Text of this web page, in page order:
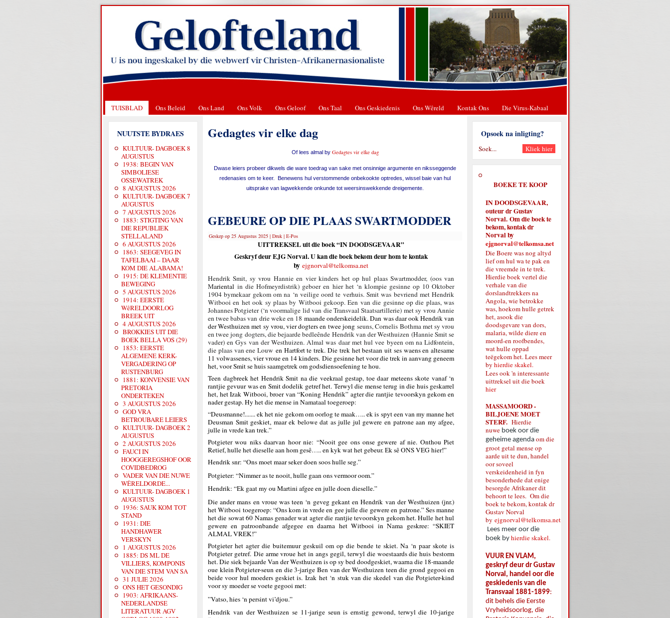
TUISBLAD Ons Beleid Ons Land Ons Volk Ons Geloof Ons Taal Ons Geskiedenis Ons Wêreld Kontak Ons Die Virus-Kabaal
NUUTSTE BYDRAES
KULTUUR- DAGBOEK 8
AUGUSTUS
1938: BEGIN VAN
SIMBOLIESE
OSSEWATREK
8 AUGUSTUS 2026
KULTUUR- DAGBOEK 7
AUGUSTUS
7 AUGUSTUS 2026
1883: STIGTING VAN
DIE REPUBLIEK
STELLALAND
6 AUGUSTUS 2026
1863: SEEGEVEG IN
TAFELBAAI – DAAR
KOM DIE ALABAMA!
1915: DE KLEMENTIE
BEWEGING
5 AUGUSTUS 2026
1914: EERSTE
WêRELDOORLOG
BREEK UIT
4 AUGUSTUS 2026
BROKKIES UIT DIE
BOEK BELLA VOS (29)
1853: EERSTE
ALGEMENE KERK-
VERGADERING OP
RUSTENBURG
1881: KONVENSIE VAN
PRETORIA
ONDERTEKEN
3 AUGUSTUS 2026
GOD VRA
BETROUBARE LEIERS
KULTUUR- DAGBOEK 2
AUGUSTUS
2 AUGUSTUS 2026
FAUCI IN
HOOGGEREGSHOF OOR
COVIDBEDROG
VADER VAN DIE NUWE
WÊRELDORDE...
KULTUUR- DAGBOEK 1
AUGUSTUS
1936: SAUK KOM TOT
STAND
1931: DIE
HANDHAWER
VERSKYN
1 AUGUSTUS 2026
1885: DS ML DE
VILLIERS, KOMPONIS
VAN DIE STEM VAN SA
31 JULIE 2026
ONS HET GESONDIG
1903: AFRIKAANS-
NEDERLANDSE
LITERATUUR AGV
Gedagtes vir elke dag
Of lees almal by Gedagtes vir elke dag
Dwase leiers probeer dikwels die ware toedrag van sake met onsinnige argumente en niksseggende
redenasies om te keer. Benewens hul verstommende onbekookte optredes, wissel baie van hul
uitsprake van lagwekkende onkunde tot weersinswekkende dreigemente.
GEBEURE OP DIE PLAAS SWARTMODDER
Geskep op 25 Augustus 2025 | Druk | E-Pos
UITTREKSEL uit die boek “IN DOODSGEVAAR”
Geskryf deur EJG Norval. U kan die boek bekom deur hom te kontak
by ejgnorval@telkomsa.net
Hendrik Smit, sy vrou Hannie en vier kinders het op hul plaas Swartmodder, (oos van
Mariental in die Hofmeyrdistrik) geboer en hier het ‘n klompie gesinne op 10 Oktober
1904 bymekaar gekom om na ‘n veilige oord te verhuis. Smit was bevriend met Hendrik
Witbooi en het ook sy plaas by Witbooi gekoop. Een van die gesinne op die plaas, was
Johannes Potgieter (‘n voormalige lid van die Transvaal Staatsartillerie) met sy vrou Annie
en twee babas van drie weke en 18maande onderskeidelik. Dan was daar ook Hendrik van
der Westhuizen met sy vrou, vier dogters en twee jongseuns, Cornelis Bothma met sy vrou
en twee jong dogters, die bejaarde bedleênde Hendrik van der Westhuizen (Hannie Smit se
vader) en Gys van der Westhuizen. Almal was daar met hul vee byeen om na Lidfontein,
die plaas van ene Louw en Hartfort te trek. Die trek het bestaan uit ses waens en altesame
11 volwassenes, vier vroue en 14 kinders. Die gesinne het voor die trek in aanvang geneem
het, voor Smit se huis saamgetrek om godsdiensoefening te hou.
Teen dagbreek het Hendrik Smit na die veekraal gestap, toe daar meteens skote vanaf ‘n
rantjie gevuur was en Smit dodelik getref het. Terwyl die mense terug in die huis geskarrel
het, het Izak Witbooi, broer van “Koning Hendrik” agter die rantjie tevoorskyn gekom en
nader gestap. Hy het die mense in Namataal toegeroep:
“Deusmanne!....... ek het nie gekom om oorlog te maak….. ek is spyt een van my manne het
Deusman Smit geskiet, maar ek belowe dat as julle jul gewere en patrone aan my afgee,
julle in vrede kan trek.”
Potgieter wou niks daarvan hoor nie: “Nooit gee ons onse gewere af nie. Onthou Piet
Retief, hulle het dieselle aan hom gesê….. en kyk wat het gebeur. Ek sê ONS VEG hier!”
Hendrik snr: “Ons moet maar seker doen soos hulle seg.”
Potgieter: “Nimmer as te nooit, hulle gaan ons vermoor oom.”
Hendrik: “Ek gaat my ou Martini afgee en julle doen dieselle.”
Die ander mans en vroue was teen ‘n geveg gekant en Hendrik van der Westhuizen (jnr.)
het Witbooi toegeroep: “Ons kom in vrede en gee julle die gewere en patrone.” Ses manne
het die sowat 60 Namas genader wat agter die rantjie tevoorskyn gekom het. Hulle het hul
gewere en patroonbande afgegee en daarna het Witbooi in Nama geskree: “SKIET
ALMAL VREK!”
Potgieter het agter die buitemuur geskuil om op die bende te skiet. Na ‘n paar skote is
Potgieter getref. Die arme vroue het in angs gegil, terwyl die woestaards die huis bestorm
het. Die siek bejaarde Van der Westhuizen is op sy bed doodgeskiet, waarna die 18-maande
oue klein Potgieter-seun en die 3-jarige Ben van der Westhuizen teen die grond gegooi en
beide voor hul moeders geskiet is. Izakhet ‘n stuk van die skedel van die Potgieter-kind
voor sy moeder se voete gegooi met:
”Vatso, hies ‘n persint vi’djou.”
Hendrik van der Westhuizen se 11-jarige seun is ernstig gewond, terwyl die 10-jarige
Opsoek na inligting?
BOEKE TE KOOP
IN DOODSGEVAAR,
outeur dr Gustav
Norval. Om die boek te
bekom, kontak dr
Norval by
ejgnorval@telkomsa.net
Die Boere was nog altyd
lief om hul wa te pak en
die vreemde in te trek.
Hierdie boek vertel die
verhale van die
dorslandtrekkers na
Angola, wie betrokke
was, hoekom hulle getrek
het, asook die
doodsgevare van dors,
malaria, wilde diere en
moord-en roofbendes,
wat hulle oppad
teëgekom het. Lees meer
by hierdie skakel.
Lees ook 'n interessante
uittreksel uit die boek
hier
MASSAMOORD -
BILJOENE MOET
STERF. Hierdie
nuwe boek oor die
geheime agenda om die
groot getal mense op
aarde uit te dun, handel
oor soveel
verskeidenheid in fyn
besonderhede dat enige
besorgde Afrikaner dit
behoort te lees. Om die
boek te bekom, kontak dr
Gustav Norval
by ejgnorval@telkomsa.net
Lees meer oor die
boek by hierdie skakel.
VUUR EN VLAM,
geskryf deur dr Gustav
Norval, handel oor die
geskiedenis van die
Transvaal 1881-1899:
dit behels die Eerste
Vryheidsoorlog, die